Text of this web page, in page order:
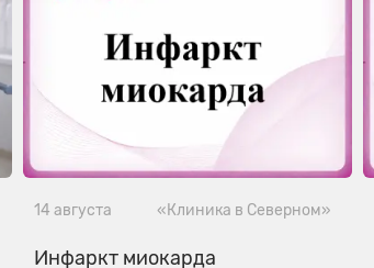
14 августа «Клиника в Северном»
Инфаркт миокарда